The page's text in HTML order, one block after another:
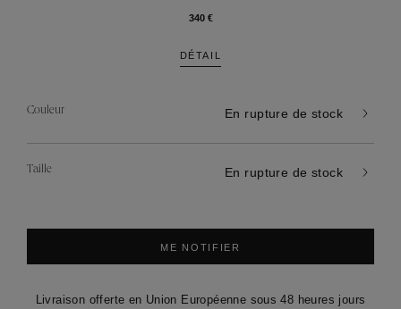
340 €
DÉTAIL
Couleur En rupture de stock
Taille En rupture de stock
ME NOTIFIER
Livraison offerte en Union Européenne sous 48 heures jours